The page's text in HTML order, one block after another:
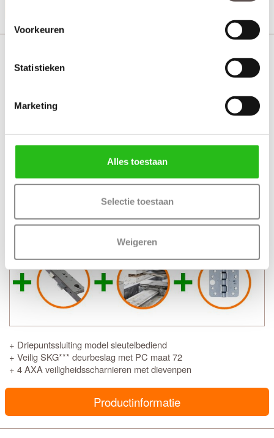
Voorkeuren
Statistieken
Marketing
Alles toestaan
Selectie toestaan
Weigeren
+ Driepuntssluiting model sleutelbediend
+ Veilig SKG*** deurbeslag met PC maat 72
+ 4 AXA veiligheidsscharnieren met dievenpen
Productinformatie